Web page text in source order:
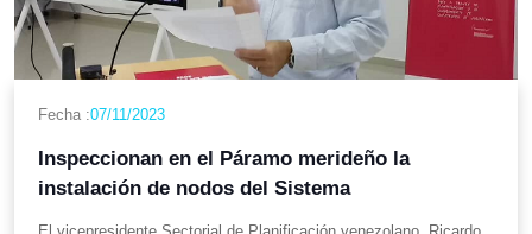
Fecha :07/11/2023
Inspeccionan en el Páramo merideño la
instalación de nodos del Sistema
El vicepresidente Sectorial de Planificación venezolano, Ricardo